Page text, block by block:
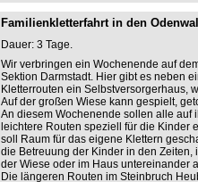
Familienkletterfahrt in den
Dauer: 3 Tage.
Wir verbringen ein Wochenende auf
Sektion Darmstadt. Hier gibt es neben
Kletterrouten ein Selbstversorgerhaus,
Auf der großen Wiese kann gespielt,
An diesem Wochenende sollen alle auf
leichtere Routen speziell für die Kinder
soll Raum für das eigene Klettern
die Betreuung der Kinder in den
der Wiese oder im Haus untereinander
Die längeren Routen im Steinbruch